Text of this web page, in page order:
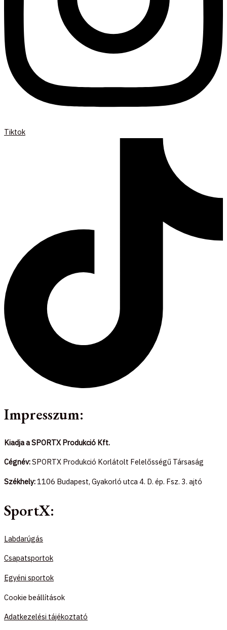
Tiktok
Impresszum:
Kiadja a SPORTX Produkció Kft.
Cégnév:SPORTX Produkció Korlátolt Felelősségű Társaság
Székhely:1106 Budapest, Gyakorló utca 4. D. ép. Fsz. 3. ajtó
SportX:
Labdarúgás
Csapatsportok
Egyéni sportok
Cookie beállítások
Adatkezelési tájékoztató